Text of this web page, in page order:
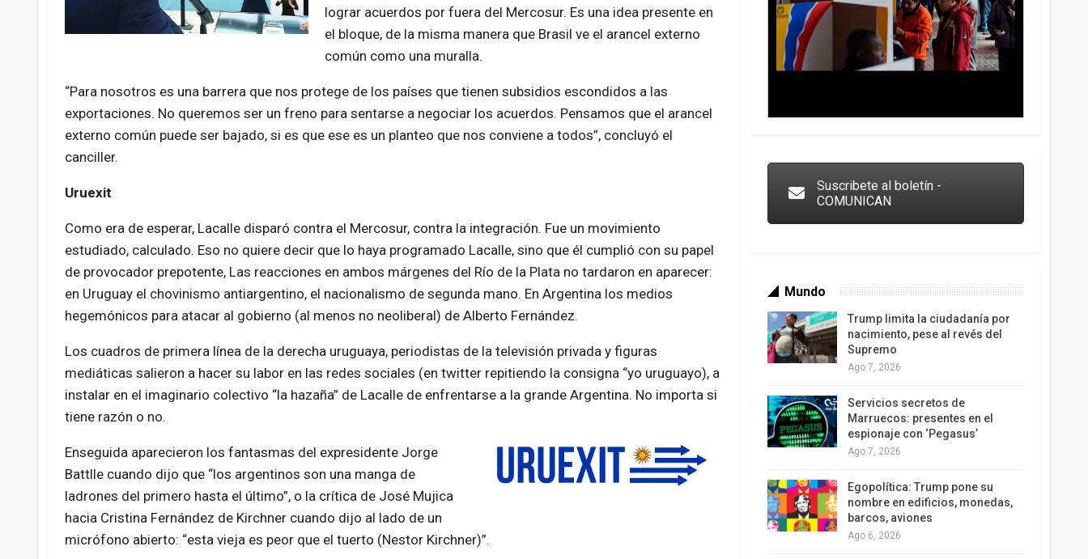
lograr acuerdos por fuera del Mercosur. Es una idea presente en
el bloque, de la misma manera que Brasil ve el arancel externo
común como una muralla.
“Para nosotros es una barrera que nos protege de los países que tienen subsidios escondidos a las
exportaciones. No queremos ser un freno para sentarse a negociar los acuerdos. Pensamos que el arancel
externo común puede ser bajado, si es que ese es un planteo que nos conviene a todos”, concluyó el
canciller.
Uruexit
Como era de esperar, Lacalle disparó contra el Mercosur, contra la integración. Fue un movimiento
estudiado, calculado. Eso no quiere decir que lo haya programado Lacalle, sino que él cumplió con su papel
de provocador prepotente, Las reacciones en ambos márgenes del Río de la Plata no tardaron en aparecer:
en Uruguay el chovinismo antiargentino, el nacionalismo de segunda mano. En Argentina los medios
hegemónicos para atacar al gobierno (al menos no neoliberal) de Alberto Fernández.
Los cuadros de primera línea de la derecha uruguaya, periodistas de la televisión privada y figuras
mediáticas salieron a hacer su labor en las redes sociales (en twitter repitiendo la consigna “yo uruguayo), a
instalar en el imaginario colectivo “la hazaña” de Lacalle de enfrentarse a la grande Argentina. No importa si
tiene razón o no.
Enseguida aparecieron los fantasmas del expresidente Jorge
Battlle cuando dijo que “los argentinos son una manga de
ladrones del primero hasta el último”, o la crítica de José Mujica
hacia Cristina Fernández de Kirchner cuando dijo al lado de un
micrófono abierto: “esta vieja es peor que el tuerto (Nestor Kirchner)”.
Suscribete al boletín -
COMUNICAN
Mundo
Trump limita la ciudadanía por
nacimiento, pese al revés del
Supremo
Ago 7, 2026
Servicios secretos de
Marruecos: presentes en el
espionaje con ‘Pegasus’
Ago 7, 2026
Egopolítica: Trump pone su
nombre en edificios, monedas,
barcos, aviones
Ago 6, 2026